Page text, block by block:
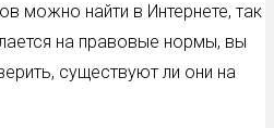
можно найти в Интернете, так
на правовые нормы, вы
существуют ли они на